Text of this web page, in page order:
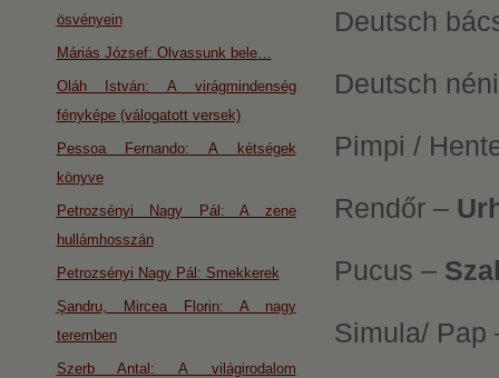
Deutsch
Deutsch
Pimpi /
Rendőr –
Pucus –
Simula/ Pap
ösvényein
Máriás József: Olvassunk bele…
Oláh István: A virágmindenség
fényképe (válogatott versek)
Pessoa Fernando: A kétségek
könyve
Petrozsényi Nagy Pál: A zene
hullámhosszán
Petrozsényi Nagy Pál: Smekkerek
Şandru, Mircea Florin: A nagy
teremben
Szerb Antal: A világirodalom